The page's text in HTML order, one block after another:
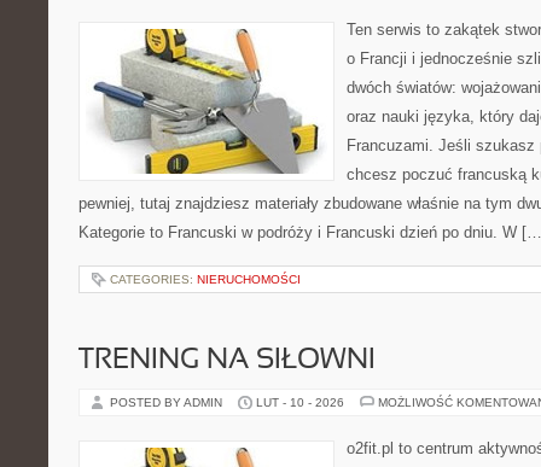
Ten serwis to zakątek
o Francji i jednocześnie
dwóch światów:
oraz nauki języka, który
Francuzami. Jeśli szukasz
chcesz poczuć francuską
pewniej, tutaj znajdziesz materiały zbudowane właśnie na tym
Kategorie to Francuski w podróży i Francuski dzień po dniu. W
CATEGORIES: NIERUCHOMOŚCI
TRENING NA SIŁOWNI
POSTED BY ADMIN LUT - 10 - 2026 MOŻLIWOŚĆ
o2fit.pl to centrum